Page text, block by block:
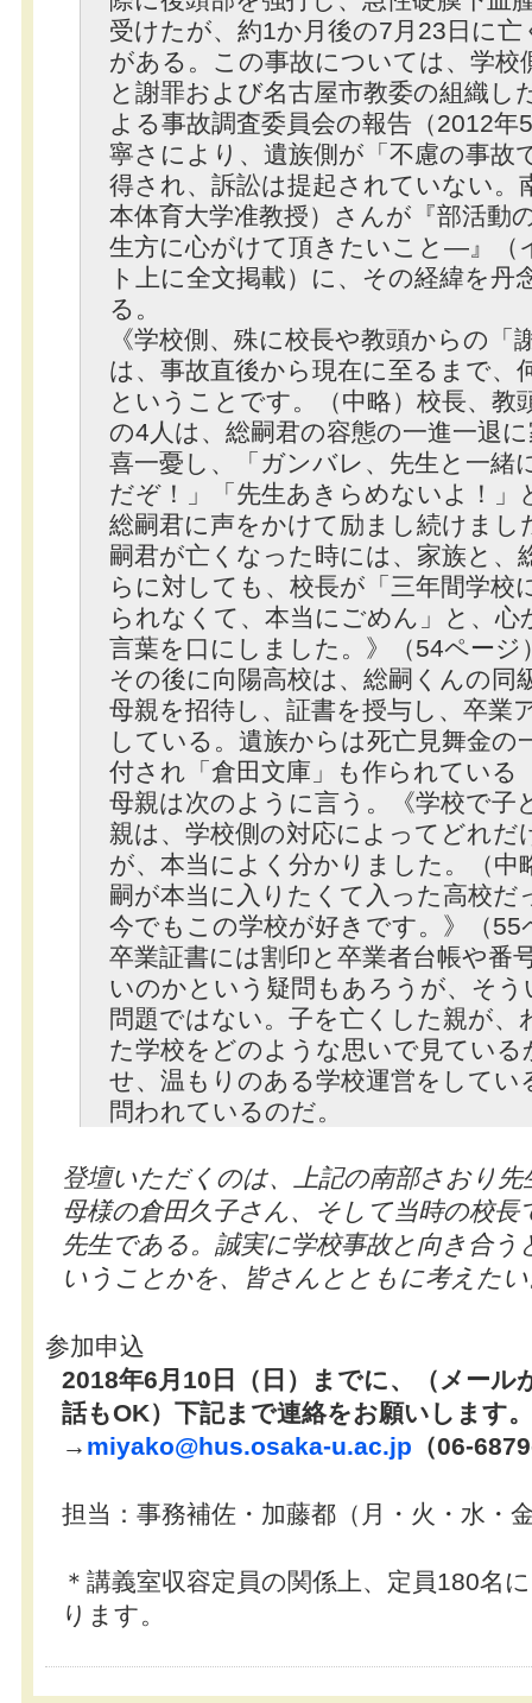
受けたが、約1か月後の7月23日に
がある。この事故については、学校
と謝罪および名古屋市教委の組織し
よる事故調査委員会の報告（2012年
寧さにより、遺族側が「不慮の事故
得され、訴訟は提起されていない。
本体育大学准教授）さんが『部活動
生方に心がけて頂きたいこと―』（
ト上に全文掲載）に、その経緯を丹
る。
《学校側、殊に校長や教頭からの「
は、事故直後から現在に至るまで、
ということです。（中略）校長、教
の4人は、総嗣君の容態の一進一退
喜一憂し、「ガンバレ、先生と一緒
だぞ！」「先生あきらめないよ！」
総嗣君に声をかけて励まし続けまし
嗣君が亡くなった時には、家族と、
らに対しても、校長が「三年間学校
られなくて、本当にごめん」と、心
言葉を口にしました。》（54ページ
その後に向陽高校は、総嗣くんの同
母親を招待し、証書を授与し、卒業
している。遺族からは死亡見舞金の
付され「倉田文庫」も作られている
母親は次のように言う。《学校で子
親は、学校側の対応によってどれだ
が、本当によく分かりました。（中
嗣が本当に入りたくて入った高校だ
今でもこの学校が好きです。》（55
卒業証書には割印と卒業者台帳や番
いのかという疑問もあろうが、そう
問題ではない。子を亡くした親が、
た学校をどのような思いで見ている
せ、温もりのある学校運営をしてい
問われているのだ。
登壇いただくのは、上記の南部さおり
母様の倉田久子さん、そして当時の校長
先生である。誠実に学校事故と向き合
いうことかを、皆さんとともに考えた
参加申込
2018年6月10日（日）までに、（メール
話もOK）下記まで連絡をお願いします
→ miyako@hus.osaka-u.ac.jp （06-
担当：事務補佐・加藤都（月・火・水・
＊講義室収容定員の関係上、定員180名
ります。